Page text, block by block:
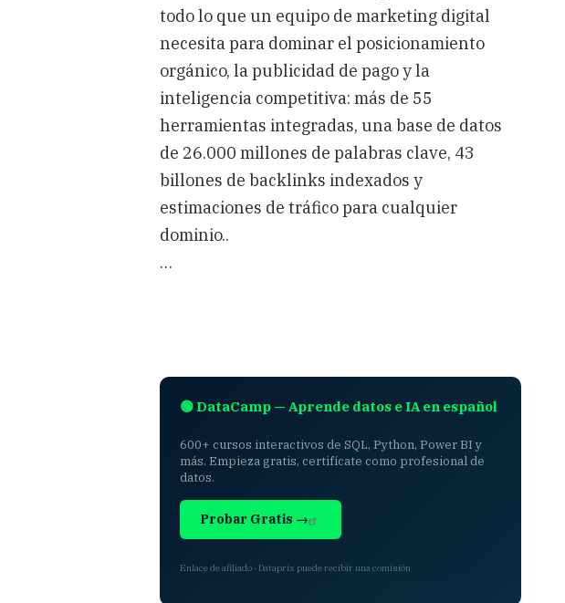
todo lo que un equipo de marketing digital
necesita para dominar el posicionamiento
orgánico, la publicidad de pago y la
inteligencia competitiva: más de 55
herramientas integradas, una base de datos
de 26.000 millones de palabras clave, 43
billones de backlinks indexados y
estimaciones de tráfico para cualquier
dominio..
…
🟢 DataCamp — Aprende datos e IA en español
600+ cursos interactivos de SQL, Python, Power BI y
más. Empieza gratis, certifícate como profesional de
datos.
Probar Gratis →
Enlace de afiliado · Dataprix puede recibir una comisión